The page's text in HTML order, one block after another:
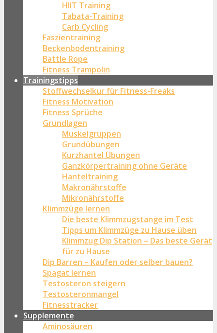
HIIT Training
Tabata-Training
Carb Cycling
Faszientraining
Beckenbodentraining
Battle Rope
Fitness Trampolin
Trainingstipps
Stoffwechselkur für Fitness-Freaks
Fitness Motivation
Fitness Sprüche
Grundlagen
Muskelgruppen
Grundübungen
Kurzhantel Übungen
Ganzkörpertraining ohne Geräte
Hanteltraining
Makronährstoffe
Mikronährstoffe
Klimmzüge lernen
Die beste Klimmzugstange im Test
Tipps um Klimmzüge zu Hause üben
Klimmzug Dip Station – Das beste Gerät
für zu Hause
Dip Barren – Kaufen oder selber bauen?
Spagat lernen
Testosteron steigern
Testosteronmangel
Fitnesstracker
Supplemente
Aminosäuren